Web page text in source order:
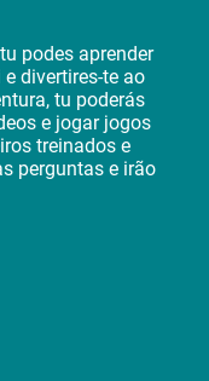
podes aprender
divertires-te ao
tu poderás
e jogar jogos
treinados e
perguntas e irão